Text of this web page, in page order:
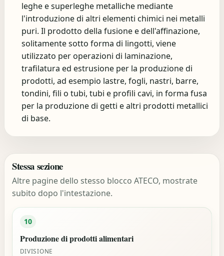
leghe e superleghe metalliche mediante
l'introduzione di altri elementi chimici nei metalli
puri. Il prodotto della fusione e dell'affinazione,
solitamente sotto forma di lingotti, viene
utilizzato per operazioni di laminazione,
trafilatura ed estrusione per la produzione di
prodotti, ad esempio lastre, fogli, nastri, barre,
tondini, fili o tubi, tubi e profili cavi, in forma fusa
per la produzione di getti e altri prodotti metallici
di base.
Stessa sezione
Altre pagine dello stesso blocco ATECO, mostrate
subito dopo l'intestazione.
10
Produzione di prodotti alimentari
DIVISIONE